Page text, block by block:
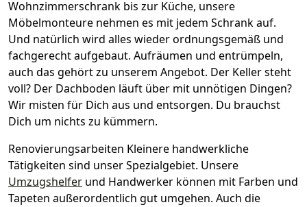
Wohnzimmerschrank bis zur Küche, unsere
Möbelmonteure nehmen es mit jedem Schrank auf.
Und natürlich wird alles wieder ordnungsgemäß und
fachgerecht aufgebaut. Aufräumen und entrümpeln,
auch das gehört zu unserem Angebot. Der Keller steht
voll? Der Dachboden läuft über mit unnötigen Dingen?
Wir misten für Dich aus und entsorgen. Du brauchst
Dich um nichts zu kümmern.
Renovierungsarbeiten Kleinere handwerkliche
Tätigkeiten sind unser Spezialgebiet. Unsere
Umzugshelfer und Handwerker können mit Farben und
Tapeten außerordentlich gut umgehen. Auch die